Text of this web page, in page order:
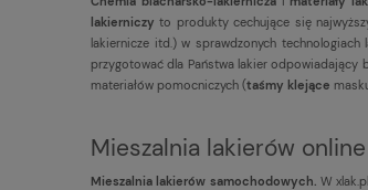
lakierniczy to produkty cechujące się
lakiernicze itd.) w sprawdzonych
przygotować dla Państwa lakier odpowiadający
materiałów pomocniczych (taśmy klejące
Mieszalnia lakierów online
Mieszalnia lakierów samochodowych. W